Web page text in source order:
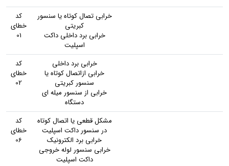
خرابی تصال کوتاه یا سنسور
کبریتی
خرابی برد داخلی داکت
اسپلیت
کد
خطای
01
خرابی برد داخلی
خرابی ازاتصال کوتاه یا
سنسور کبریتی
خرابی از سنسور میله ای
دستگاه
کد
خطای
02
مشکل قطعی یا اتصال کوتاه
در سنسور داکت اسپلیت
خرابی برد الکترونیک
خرابی سنسور لوله خروجی
داکت اسپلیت
کد
خطای
06